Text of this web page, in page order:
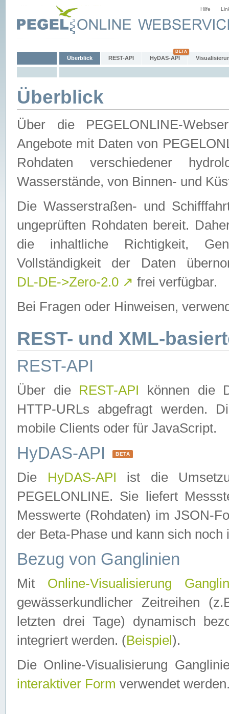
Hilfe
Überblick REST-API HyDAS-API
Überblick
Über die PEGELONLINE-
Angebote mit Daten von
Rohdaten verschiedener
Wasserstände, von Binnen- und
Die Wasserstraßen- und
ungeprüften Rohdaten bereit.
die inhaltliche Richtigkeit,
Vollständigkeit der Daten
DL-DE->Zero-2.0 ↗ frei verfügbar.
Bei Fragen oder Hinweisen,
REST- und XML-
REST-API
Über die REST-API können die
HTTP-URLs abgefragt werden.
mobile Clients oder für JavaScript.
HyDAS-API BETA
Die HyDAS-API ist die
PEGELONLINE. Sie liefert
Messwerte (Rohdaten) im JSON-
der Beta-Phase und kann sich noch
Bezug von Ganglinien
Mit Online-Visualisierung
gewässerkundlicher Zeitreihen
letzten drei Tage) dynamisch
integriert werden. (Beispiel ).
Die Online-Visualisierung
interaktiver Form verwendet